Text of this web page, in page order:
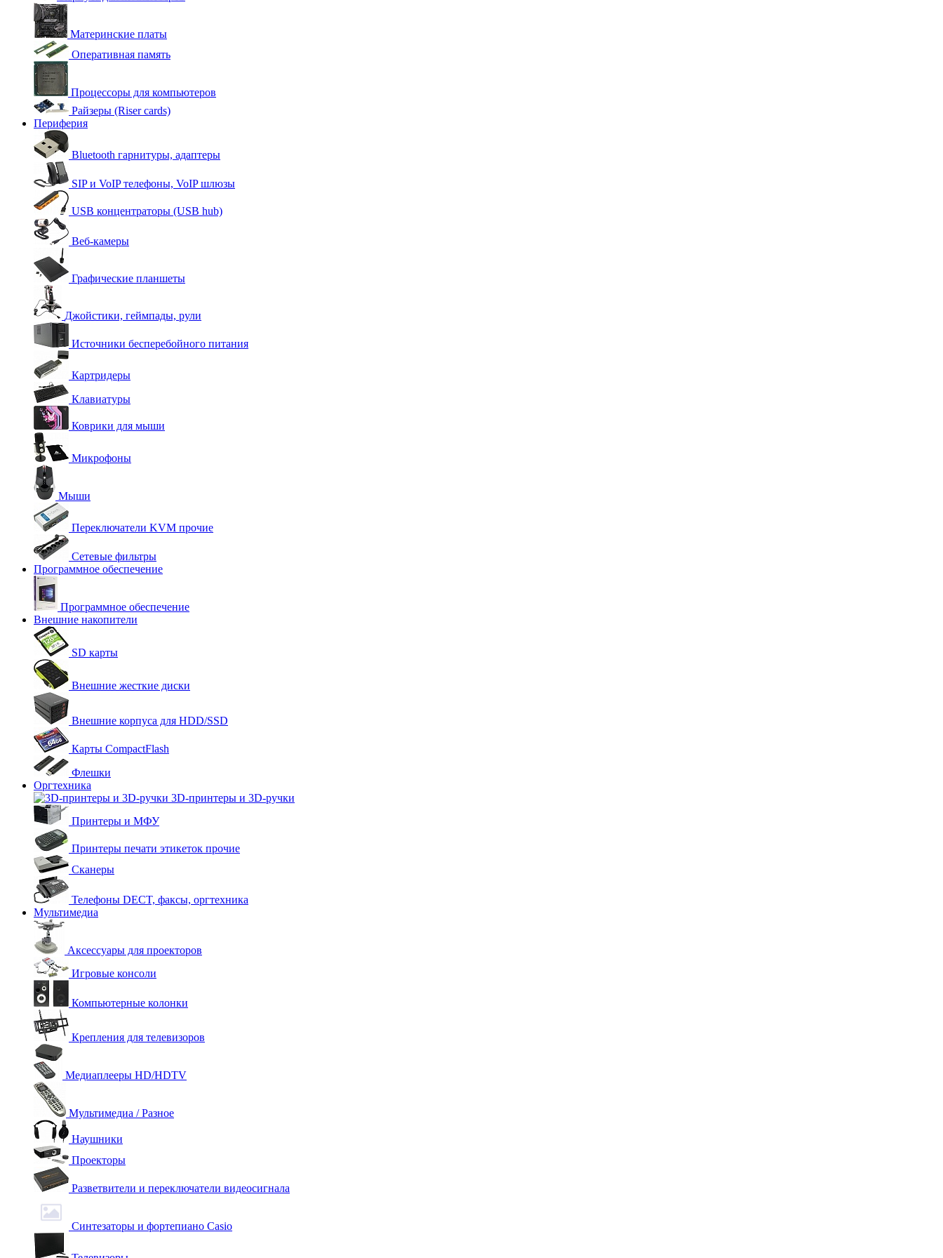
Материнские платы
Оперативная память
Процессоры для компьютеров
Райзеры (Riser cards)
Периферия
Bluetooth гарнитуры, адаптеры
SIP и VoIP телефоны, VoIP шлюзы
USB концентраторы (USB hub)
Веб-камеры
Графические планшеты
Джойстики, геймпады, рули
Источники бесперебойного питания
Картридеры
Клавиатуры
Коврики для мыши
Микрофоны
Мыши
Переключатели KVM прочие
Сетевые фильтры
Программное обеспечение
Программное обеспечение
Внешние накопители
SD карты
Внешние жесткие диски
Внешние корпуса для HDD/SSD
Карты CompactFlash
Флешки
Оргтехника
3D-принтеры и 3D-ручки
Принтеры и МФУ
Принтеры печати этикеток прочие
Сканеры
Телефоны DECT, факсы, оргтехника
Мультимедиа
Аксессуары для проекторов
Игровые консоли
Компьютерные колонки
Крепления для телевизоров
Медиаплееры HD/HDTV
Мультимедиа / Разное
Наушники
Проекторы
Разветвители и переключатели видеосигнала
Синтезаторы и фортепиано Casio